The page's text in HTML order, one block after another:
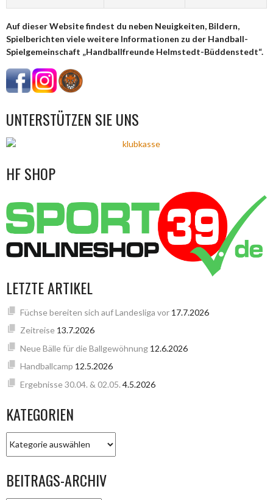
Auf dieser Website findest du neben Neuigkeiten, Bildern,
Spielberichten viele weitere Informationen zu der Handball-
Spielgemeinschaft „Handballfreunde Helmstedt-Büddenstedt“.
UNTERSTÜTZEN SIE UNS
HF SHOP
LETZTE ARTIKEL
Füchse bereiten sich auf Landesliga vor 17.7.2026
Zeitreise 13.7.2026
Neue Bälle für die Ballgewöhnung 12.6.2026
Handballcamp 12.5.2026
Ergebnisse 30.04. & 02.05. 4.5.2026
KATEGORIEN
BEITRAGS-ARCHIV